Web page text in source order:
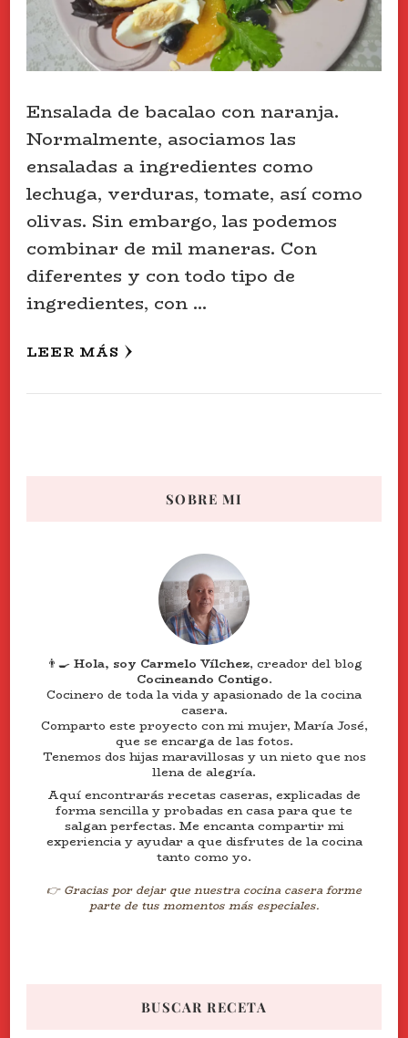
Ensalada de bacalao con naranja.
Normalmente, asociamos las
ensaladas a ingredientes como
lechuga, verduras, tomate, así como
olivas. Sin embargo, las podemos
combinar de mil maneras. Con
diferentes y con todo tipo de
ingredientes, con …
LEER MÁS
SOBRE MI
👨‍🍳 Hola, soy Carmelo Vílchez, creador del blog
Cocineando Contigo.
Cocinero de toda la vida y apasionado de la cocina
casera.
Comparto este proyecto con mi mujer, María José,
que se encarga de las fotos.
Tenemos dos hijas maravillosas y un nieto que nos
llena de alegría.
Aquí encontrarás recetas caseras, explicadas de
forma sencilla y probadas en casa para que te
salgan perfectas. Me encanta compartir mi
experiencia y ayudar a que disfrutes de la cocina
tanto como yo.
👉 Gracias por dejar que nuestra cocina casera forme
parte de tus momentos más especiales.
BUSCAR RECETA